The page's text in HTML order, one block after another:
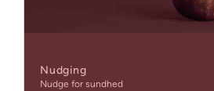
Nudging
Nudge for sundhed